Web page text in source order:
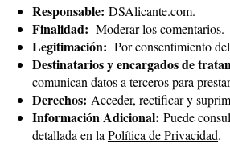
Responsable: DSAlicante.com.
Finalidad: Moderar los comentarios.
Legitimación: Por consentimiento
Destinatarios y encargados de
comunican datos a terceros para
Derechos: Acceder, rectificar y
Información Adicional: Puede
detallada en la Política de Privacidad.